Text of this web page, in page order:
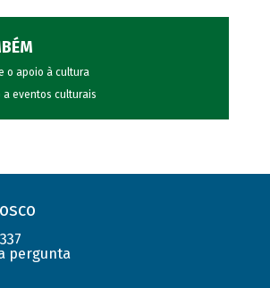
o apoio à cultura
a eventos culturais
pergunta